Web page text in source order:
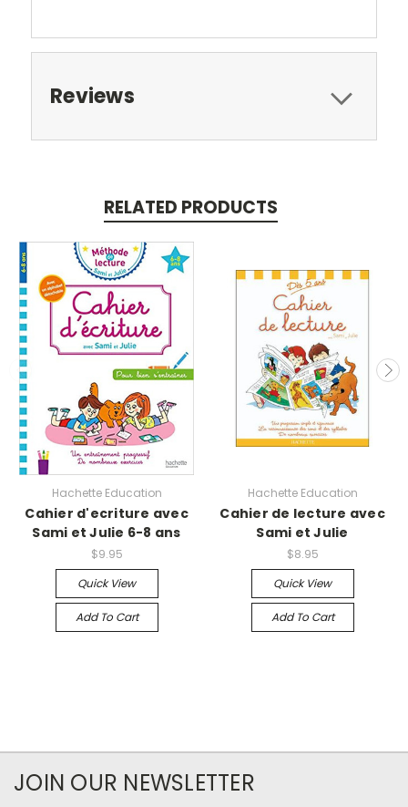
Reviews
RELATED PRODUCTS
Hachette Education
Cahier d'ecriture avec
Sami et Julie 6-8 ans
$9.95
Quick View
Add To Cart
Hachette Education
Cahier de lecture avec
Sami et Julie
$8.95
Quick View
Add To Cart
JOIN OUR NEWSLETTER